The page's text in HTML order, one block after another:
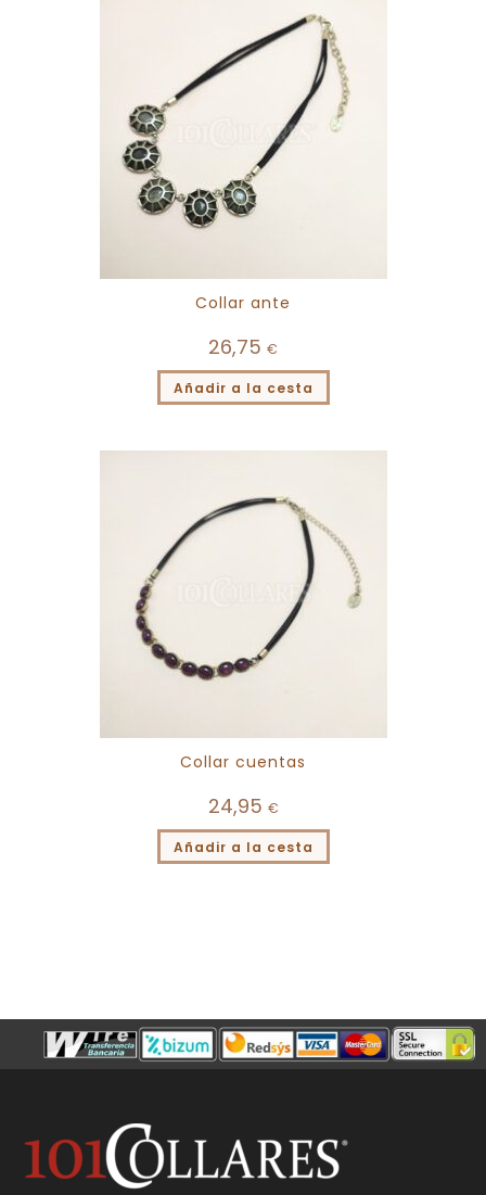
Collar ante
26,75 €
Añadir a la cesta
Collar cuentas
24,95 €
Añadir a la cesta